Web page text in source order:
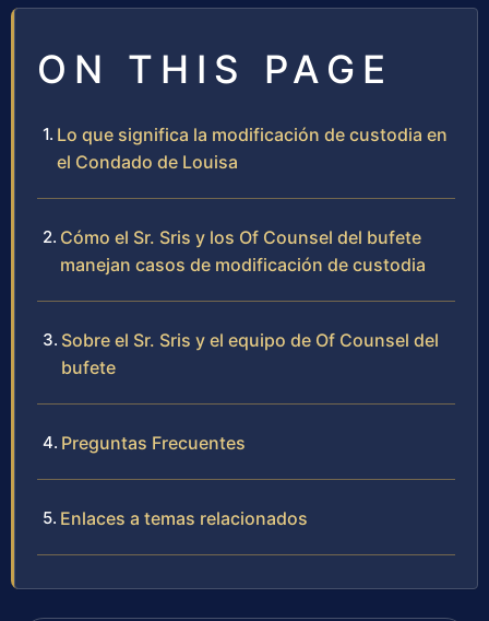
ON THIS PAGE
Lo que significa la modificación de custodia en
el Condado de Louisa
Cómo el Sr. Sris y los Of Counsel del bufete
manejan casos de modificación de custodia
Sobre el Sr. Sris y el equipo de Of Counsel del
bufete
Preguntas Frecuentes
Enlaces a temas relacionados